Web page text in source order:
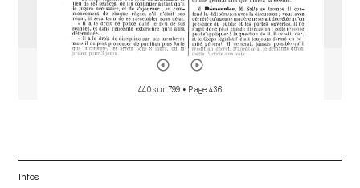
440 sur 799 • Page 436
Infos